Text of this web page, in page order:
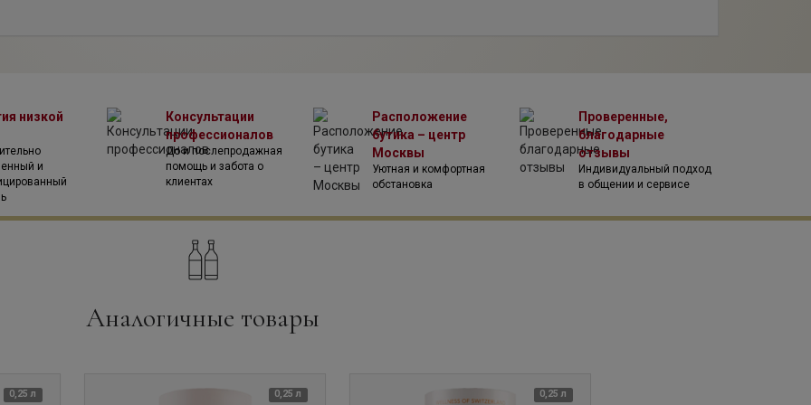
низкой
и
Консультации
профессионалов
До и послепродажная
помощь и забота о
клиентах
Расположение
бутика – центр
Москвы
Уютная и комфортная
обстановка
Проверенные,
благодарные
отзывы
Индивидуальный подход
в общении и сервисе
Аналогичные товары
0,25 л 0,25 л 0,25 л